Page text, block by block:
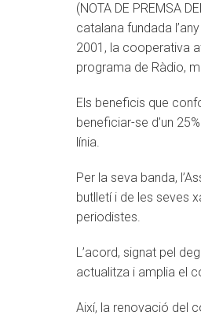
conveni
de
col·laboració
amb
acord
en
formació
pels
socis
(NOTA DE PREMSA
catalana fundada
2001, la cooperativa
programa de Ràdio,
Els beneficis que
beneficiar-se d’un
línia.
Per la seva banda,
butlletí i de les seves
periodistes.
L’acord, signat pel
actualitza i amplia el
Així, la renovació del